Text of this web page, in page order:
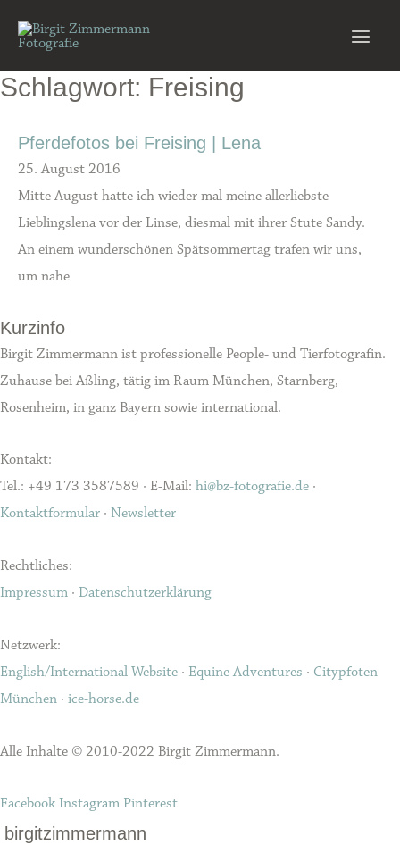
Inhalt
Schlagwort: Freising
Pferdefotos bei Freising | Lena
25. August 2016
Mitte August hatte ich wieder mal meine allerliebste
Lieblingslena vor der Linse, diesmal mit ihrer Stute Sandy.
An einem wunderschönen Spätsommertag trafen wir uns,
um nahe
Kurzinfo
Birgit Zimmermann ist professionelle People- und Tierfotografin.
Zuhause bei Aßling, tätig im Raum München, Starnberg,
Rosenheim, in ganz Bayern sowie international.
Kontakt:
Tel.: +49 173 3587589 · E-Mail: hi@bz-fotografie.de ·
Kontaktformular · Newsletter
Rechtliches:
Impressum · Datenschutzerklärung
Netzwerk:
English/International Website · Equine Adventures · Citypfoten
München · ice-horse.de
Alle Inhalte © 2010-2022 Birgit Zimmermann.
Facebook Instagram Pinterest
birgitzimmermann